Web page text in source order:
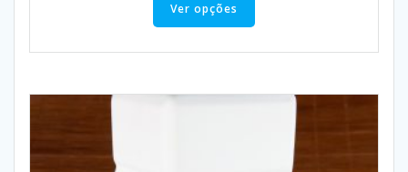
Ver opções